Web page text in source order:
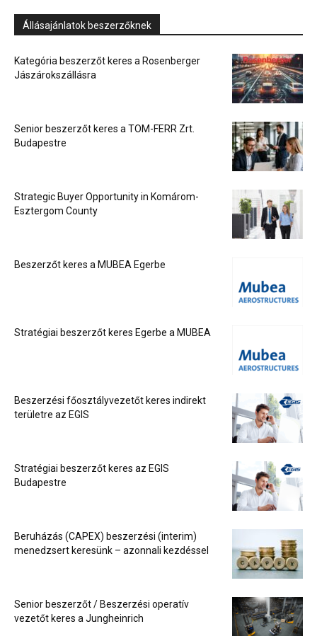
Állásajánlatok beszerzőknek
Kategória beszerzőt keres a Rosenberger
Jászárokszállásra
Senior beszerzőt keres a TOM-FERR Zrt.
Budapestre
Strategic Buyer Opportunity in Komárom-
Esztergom County
Beszerzőt keres a MUBEA Egerbe
Stratégiai beszerzőt keres Egerbe a MUBEA
Beszerzési főosztályvezetőt keres indirekt
területre az EGIS
Stratégiai beszerzőt keres az EGIS
Budapestre
Beruházás (CAPEX) beszerzési (interim)
menedzsert keresünk – azonnali kezdéssel
Senior beszerzőt / Beszerzési operatív
vezetőt keres a Jungheinrich